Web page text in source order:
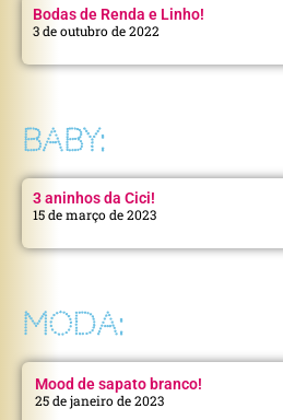
Bodas de Renda e Linho!
3 de outubro de 2022
BABY:
3 aninhos da Cici!
15 de março de 2023
MODA:
Mood de sapato branco!
25 de janeiro de 2023